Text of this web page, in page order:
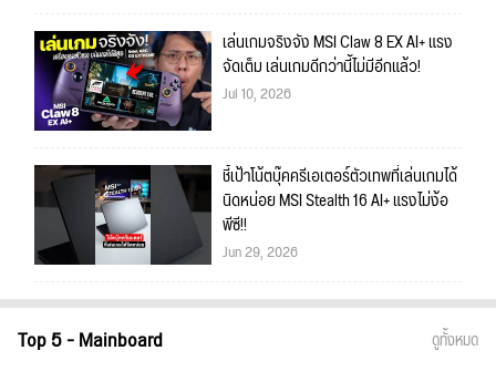
เล่นเกมจริงจัง MSI Claw 8 EX AI+ แรง
จัดเต็ม เล่นเกมดีกว่านี้ไม่มีอีกแล้ว!
Jul 10, 2026
ชี้เป้าโน้ตบุ๊คครีเอเตอร์ตัวเทพที่เล่นเกมได้
นิดหน่อย MSI Stealth 16 AI+ แรงไม่ง้อ
พีซี!!
Jun 29, 2026
Top 5 - Mainboard ดูทั้งหมด